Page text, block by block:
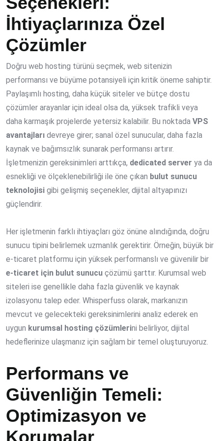
İhtiyaçlarınıza Özel
Çözümler
Doğru web hosting türünü seçmek, web sitenizin
performansı ve büyüme potansiyeli için kritik öneme sahiptir.
Paylaşımlı hosting, daha küçük siteler ve bütçe dostu
çözümler arayanlar için ideal olsa da, yüksek trafikli veya
daha karmaşık projelerde yetersiz kalabilir. Bu noktada VPS
avantajları devreye girer; sanal özel sunucular, daha fazla
kaynak ve bağımsızlık sunarak performansı artırır.
İşletmenizin gereksinimleri arttıkça, dedicated server ya da
esnekliği ve ölçeklenebilirliği ile öne çıkan bulut sunucu
teknolojisi gibi gelişmiş seçenekler, dijital altyapınızı
güçlendirir.
Her işletmenin farklı ihtiyaçları göz önüne alındığında, doğru
sunucu tipini belirlemek uzmanlık gerektirir. Örneğin, büyük bir
e-ticaret platformu için yüksek performanslı ve güvenilir bir
e-ticaret için bulut sunucu çözümü şarttır. Kurumsal web
siteleri ise genellikle daha fazla güvenlik ve kaynak
izolasyonu talep eder. Whisperfuss olarak, markanızın
mevcut ve gelecekteki gereksinimlerini analiz ederek en
uygun kurumsal hosting çözümlerini belirliyor, dijital
hedeflerinize ulaşmanız için sağlam bir temel oluşturuyoruz.
Performans ve
Güvenliğin Temeli:
Optimizasyon ve